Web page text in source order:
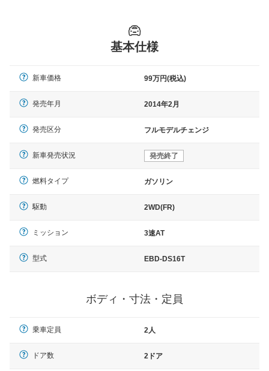
基本仕様
新車価格 99万円(税込)
発売年月 2014年2月
発売区分 フルモデルチェンジ
新車発売状況 発売終了
燃料タイプ ガソリン
駆動 2WD(FR)
ミッション 3速AT
型式 EBD-DS16T
ボディ・寸法・定員
乗車定員 2人
ドア数 2ドア